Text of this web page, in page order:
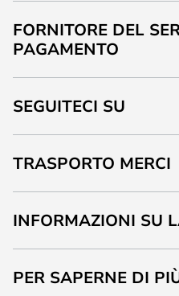
FORNITORE DEL
PAGAMENTO
SEGUITECI SU
TRASPORTO MERCI
INFORMAZIONI SU
PER SAPERNE DI